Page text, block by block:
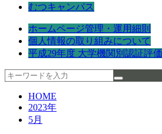
むつキャンパス
ホームページ管理・運用細則
個人情報の取り組みについて
平成29年度 大学機関別認証評
HOME
2023年
5月